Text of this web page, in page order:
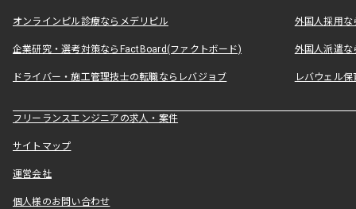
オンラインピル診療ならメデリピル 外国人採用
企業研究・選考対策ならFactBoard(ファクトボード) 外国人派遣な
ドライバー・施工管理技士の転職ならレバジョブ レバウェル
フリーランスエンジニアの求人・案件
サイトマップ
運営会社
個人様のお問い合わせ